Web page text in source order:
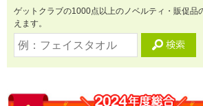
ゲットクラブの1000点以上のノベルティ・販促品
えます。